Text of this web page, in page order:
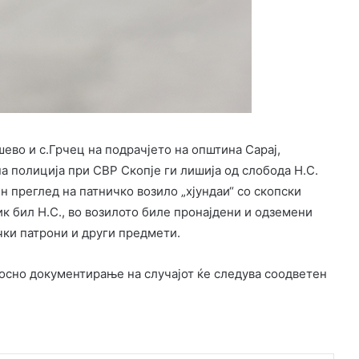
и с.Грчец на подрачјето на општина Сарај,
полиција при СВР Скопје ги лишија од слобода Н.С.
на патничко возило „хјундаи“ со скопски
бил Н.С., во возилото биле пронајдени и одземени
патрони и други предмети.
документирање на случајот ќе следува соодветен